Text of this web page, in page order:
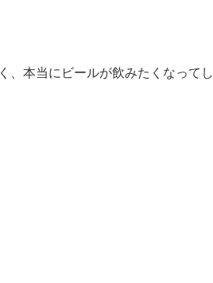
、本当にビールが飲みたくなってし